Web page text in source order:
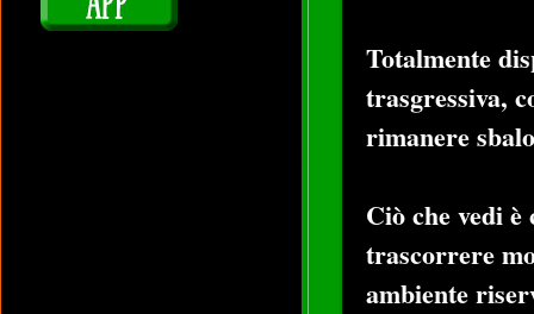
Totalmente
trasgressiva,
rimanere
Ciò che vedi
trascorrere
ambiente